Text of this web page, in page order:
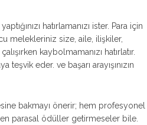
hatırlamanızı ister. Para için
melekleriniz size, aile, ilişkiler,
kaybolmamanızı hatırlatır.
eder. ve başarı arayışınızın
bakmayı önerir; hem profesyonel
parasal ödüller getirmeseler bile.